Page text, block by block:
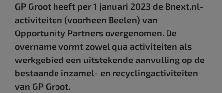
GP Groot heeft per 1 januari 2023 de Bnext.nl-
activiteiten (voorheen Beelen) van
Opportunity Partners overgenomen. De
overname vormt zowel qua activiteiten als
werkgebied een uitstekende aanvulling op de
bestaande inzamel- en recyclingactiviteiten
van GP Groot.